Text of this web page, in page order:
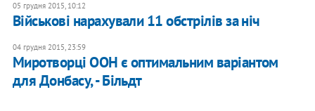
05 грудня 2015, 10:12
Військові нарахували 11 обстрілів за ніч
04 грудня 2015, 23:59
Миротворці ООН є оптимальним варіантом
для Донбасу, - Більдт